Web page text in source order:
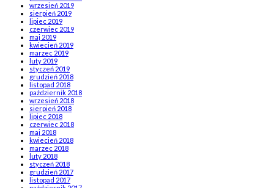
wrzesień 2019
sierpień 2019
lipiec 2019
czerwiec 2019
maj 2019
kwiecień 2019
marzec 2019
luty 2019
styczeń 2019
grudzień 2018
listopad 2018
październik 2018
wrzesień 2018
sierpień 2018
lipiec 2018
czerwiec 2018
maj 2018
kwiecień 2018
marzec 2018
luty 2018
styczeń 2018
grudzień 2017
listopad 2017